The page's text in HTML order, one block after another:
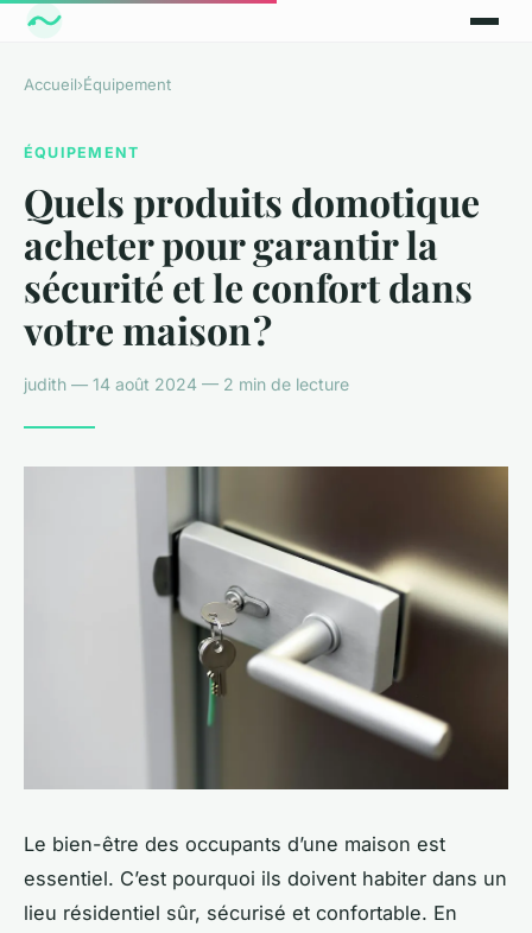
Accueil›Équipement
ÉQUIPEMENT
Quels produits domotique
acheter pour garantir la
sécurité et le confort dans
votre maison ?
judith — 14 août 2024 — 2 min de lecture
Le bien-être des occupants d’une maison est
essentiel. C’est pourquoi ils doivent habiter dans un
lieu résidentiel sûr, sécurisé et confortable. En